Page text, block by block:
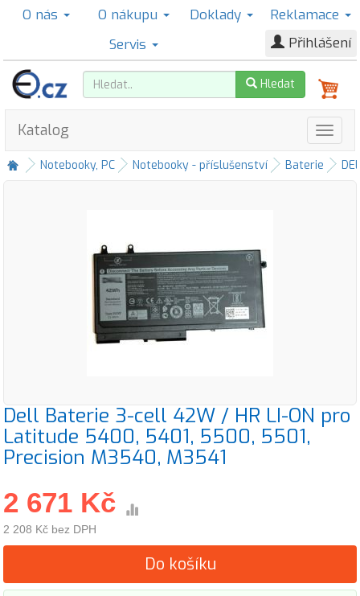
O nás O nákupu Doklady
Reklamace
Servis
Přihlášení
Hledat
Katalog
Notebooky, PC Notebooky - příslušenství Baterie
Dell Baterie 3-cell 42W / HR LI-ON pro
Latitude 5400, 5401, 5500, 5501,
Precision M3540, M3541
2 671 Kč
2 208 Kč bez DPH
Do košíku